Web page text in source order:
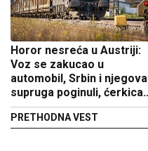
Horor nesreća u Austriji:
Voz se zakucao u
automobil, Srbin i njegova
supruga poginuli, ćerkica
(2) čudom preživela
PRETHODNA VEST